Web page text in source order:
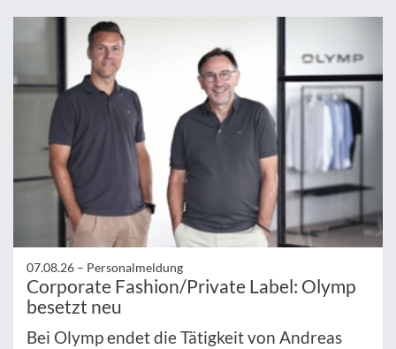
07.08.26 – Personalmeldung
Corporate Fashion/Private Label: Olymp
besetzt neu
Bei Olymp endet die Tätigkeit von Andreas